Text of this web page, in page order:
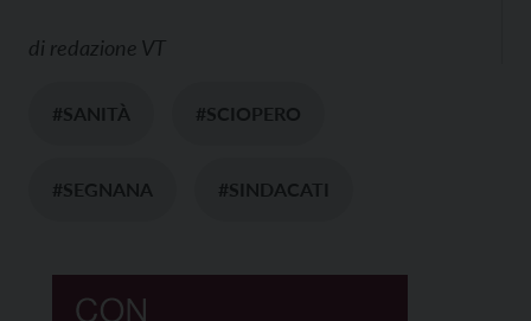
di redazione VT
#SANITÀ #SCIOPERO
#SEGNANA #SINDACATI